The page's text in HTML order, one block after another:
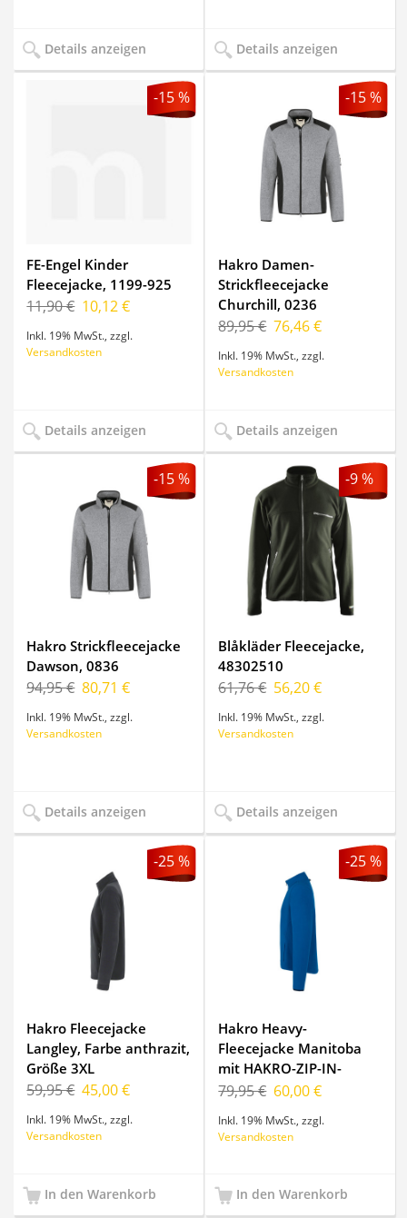
Details anzeigen Details anzeigen
-15 %
FE-Engel Kinder
Fleecejacke, 1199-925
11,90 € 10,12 €
Inkl. 19% MwSt. ,zzgl.
Versandkosten
Details anzeigen
-15 %
Hakro Damen-
Strickfleecejacke
Churchill, 0236
89,95 € 76,46 €
Inkl. 19% MwSt. ,zzgl.
Versandkosten
Details anzeigen
-15 %
Hakro Strickfleecejacke
Dawson, 0836
94,95 € 80,71 €
Inkl. 19% MwSt. ,zzgl.
Versandkosten
Details anzeigen
-9 %
Blåkläder Fleecejacke,
48302510
61,76 € 56,20 €
Inkl. 19% MwSt. ,zzgl.
Versandkosten
Details anzeigen
-25 %
Hakro Fleecejacke
Langley, Farbe anthrazit,
Größe 3XL
59,95 € 45,00 €
Inkl. 19% MwSt. ,zzgl.
Versandkosten
In den Warenkorb
-25 %
Hakro Heavy-
Fleecejacke Manitoba
mit HAKRO-ZIP-IN-
SYSTEM, Farbe royalblau,
79,95 € 60,00 €
Inkl. 19% MwSt.,zzgl.
Versandkosten
In den Warenkorb